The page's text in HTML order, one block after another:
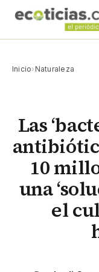
Inicio› Naturaleza
Las
10
una
el